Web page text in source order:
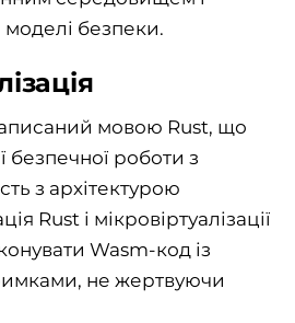
безпеки.
мовою Rust, що
безпечної роботи з
з архітектурою
Rust і мікровіртуалізації
Wasm-код із
не жертвуючи